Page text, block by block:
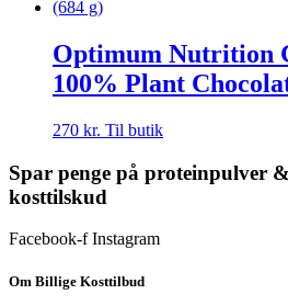
Optimum Nutrition
100% Plant
270 kr. Til butik
Spar penge på proteinpulver
kosttilskud
Facebook-f Instagram
Om Billige Kosttilbud